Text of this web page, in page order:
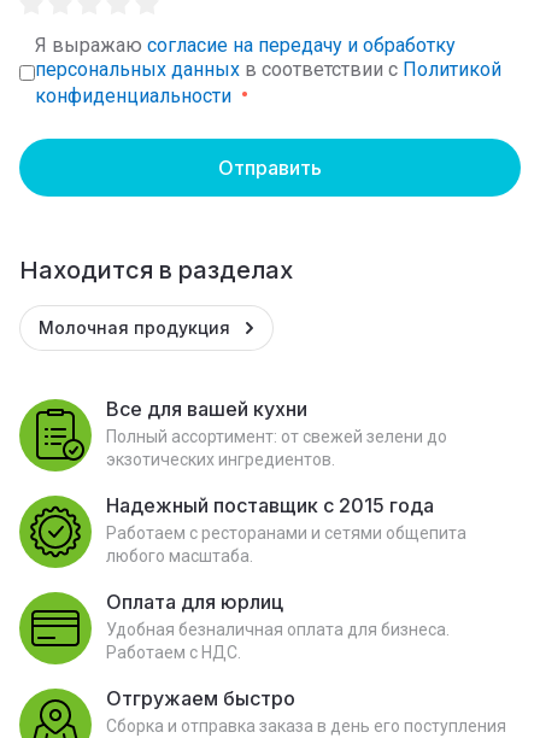
Я выражаю согласие на передачу и обработку
персональных данных в соответствии с Политикой
конфиденциальности
Отправить
Находится в разделах
Молочная продукция
Все для вашей кухни
Полный ассортимент: от свежей зелени до
экзотических ингредиентов.
Надежный поставщик с 2015 года
Работаем с ресторанами и сетями общепита
любого масштаба.
Оплата для юрлиц
Удобная безналичная оплата для бизнеса.
Работаем с НДС.
Отгружаем быстро
Сборка и отправка заказа в день его поступления